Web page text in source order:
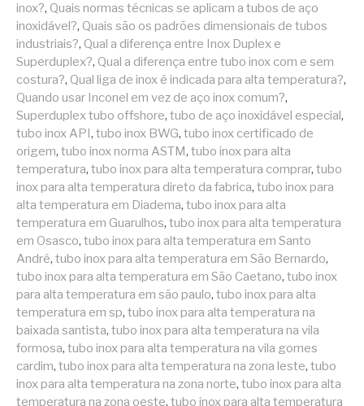
inox?, Quais normas técnicas se aplicam a tubos de aço
inoxidável?, Quais são os padrões dimensionais de tubos
industriais?, Qual a diferença entre Inox Duplex e
Superduplex?, Qual a diferença entre tubo inox com e sem
costura?, Qual liga de inox é indicada para alta temperatura?,
Quando usar Inconel em vez de aço inox comum?,
Superduplex tubo offshore, tubo de aço inoxidável especial,
tubo inox API, tubo inox BWG, tubo inox certificado de
origem, tubo inox norma ASTM, tubo inox para alta
temperatura, tubo inox para alta temperatura comprar, tubo
inox para alta temperatura direto da fabrica, tubo inox para
alta temperatura em Diadema, tubo inox para alta
temperatura em Guarulhos, tubo inox para alta temperatura
em Osasco, tubo inox para alta temperatura em Santo
André, tubo inox para alta temperatura em São Bernardo,
tubo inox para alta temperatura em São Caetano, tubo inox
para alta temperatura em são paulo, tubo inox para alta
temperatura em sp, tubo inox para alta temperatura na
baixada santista, tubo inox para alta temperatura na vila
formosa, tubo inox para alta temperatura na vila gomes
cardim, tubo inox para alta temperatura na zona leste, tubo
inox para alta temperatura na zona norte, tubo inox para alta
temperatura na zona oeste, tubo inox para alta temperatura